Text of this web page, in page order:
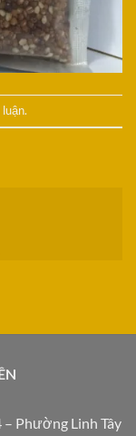
luận.
– Phường Linh Tây